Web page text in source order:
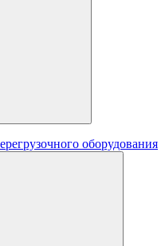
оборудования